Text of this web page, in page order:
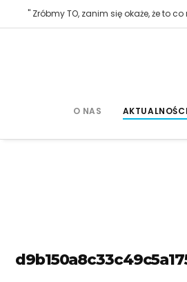
" Zróbmy TO, zanim się okaże, że to
O NAS AKTUALNOŚCI